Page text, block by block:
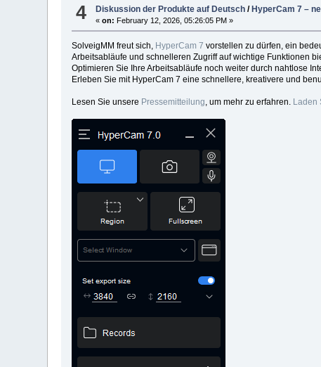
4 Diskussion der Produkte auf Deutsch /HyperCam 7 –
«on: February 12, 2026, 05:26:05 PM »
SolveigMM freut sich, HyperCam 7 vorstellen zu dürfen, ein
Arbeitsabläufe und schnelleren Zugriff auf wichtige Funktionen
Optimieren Sie Ihre Arbeitsabläufe noch weiter durch nahtlose
Erleben Sie mit HyperCam 7 eine schnellere, kreativere und
Lesen Sie unsere Pressemitteilung , um mehr zu erfahren. Laden